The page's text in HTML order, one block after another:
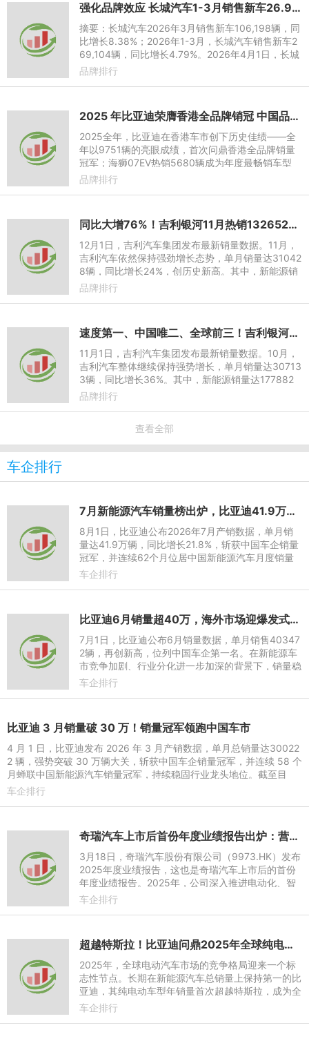
强化品牌效应 长城汽车1-3月销售新车26.91万辆 同比增长4.79%
摘要：长城汽车2026年3月销售新车106,198辆，同
比增长8.38%；2026年1-3月，长城汽车销售新车2
69,104辆，同比增长4.79%。2026年4月1日，长城
汽车股份有限公司（股票代码：601633.SH，0233
品牌排行
2025 年比亚迪荣膺香港全品牌销冠 中国品牌首次登顶
2025全年，比亚迪在香港车市创下历史佳绩——全
年以9751辆的亮眼成绩，首次问鼎香港全品牌销量
冠军；海狮07EV热销5680辆成为年度最畅销车型
。“双料冠军”打破了外资品牌长期霸榜、主导市场的
品牌排行
同比大增76%！吉利银河11月热销132652辆，再创新高！“百万银河”势能不减
12月1日，吉利汽车集团发布最新销量数据。11月，
吉利汽车依然保持强劲增长态势，单月销量达31042
8辆，同比增长24%，创历史新高。其中，新能源销
量达到187798辆，同比增长53%，11月单月新能源
品牌排行
速度第一、中国唯二、全球前三！吉利银河10月热销127476辆，年销量突破百万
11月1日，吉利汽车集团发布最新销量数据。10月，
吉利汽车整体继续保持强势增长，单月销量达30713
3辆，同比增长36%。其中，新能源销量达177882
辆，同比增长64%，单月新能源渗透率达58%，继
品牌排行
查看全部
车企排行
7月新能源汽车销量榜出炉，比亚迪41.9万辆稳居榜首
8月1日，比亚迪公布2026年7月产销数据，单月销
量达41.9万辆，同比增长21.8%，斩获中国车企销量
冠军，并连续62个月位居中国新能源汽车月度销量
首位。这份强劲表现延续至下半年，继2026年上半
车企排行
比亚迪6月销量超40万，海外市场迎爆发式增长
7月1日，比亚迪公布6月销量数据，单月销售40347
2辆，再创新高，位列中国车企第一名。在新能源车
市竞争加剧、行业分化进一步加深的背景下，销量稳
步逆势攀升，在规模、产品、技术和全球市场中保持
车企排行
比亚迪 3 月销量破 30 万！销量冠军领跑中国车市
4 月 1 日，比亚迪发布 2026 年 3 月产销数据，单月总销量达30022
2 辆，强势突破 30 万辆大关，斩获中国车企销量冠军，并连续 58 个
月蝉联中国新能源汽车销量冠军，持续稳固行业龙头地位。截至目
前，比亚迪新能源汽车
车企排行
奇瑞汽车上市后首份年度业绩报告出炉：营收突破3000亿，净利润增长36.1%
3月18日，奇瑞汽车股份有限公司（9973.HK）发布
2025年度业绩报告，这也是奇瑞汽车上市后的首份
年度业绩报告。2025年，公司深入推进电动化、智
能化、全球化战略，多项经营指标创历史新高，交出
车企排行
超越特斯拉！比亚迪问鼎2025年全球纯电销量冠军
2025年，全球电动汽车市场的竞争格局迎来一个标
志性节点。长期在新能源汽车总销量上保持第一的比
亚迪，其纯电动车型年销量首次超越特斯拉，成为全
球新的纯电销量冠军，印证中国车企的全产业链优
车企排行